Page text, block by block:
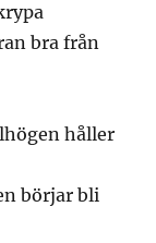
bra från
håller
börjar bli